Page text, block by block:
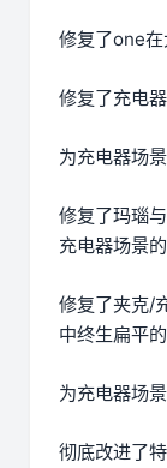
修复了one
修复了充电
为充电器场
修复了玛瑙
充电器场景
修复了夹克/
中终生扁平
为充电器场
彻底改进了